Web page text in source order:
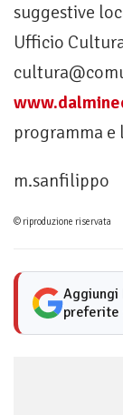
suggestive
Ufficio
programma e
m.sanfilippo
© riproduzione riservata
Aggiungi
preferite